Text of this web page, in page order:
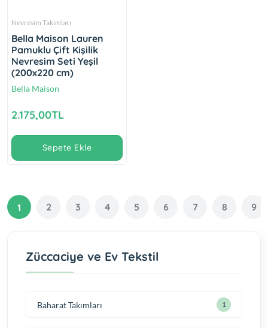
Nevresim Takımları
Bella Maison Lauren
Pamuklu Çift Kişilik
Nevresim Seti Yeşil
(200x220 cm)
Bella Maison
2.175,00TL
Sepete Ekle
1 2 3 4 5 6 7 8 9
Züccaciye ve Ev Tekstil
Baharat Takımları 1